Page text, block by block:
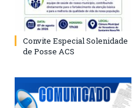
Convite Especial Solenidade
de Posse ACS